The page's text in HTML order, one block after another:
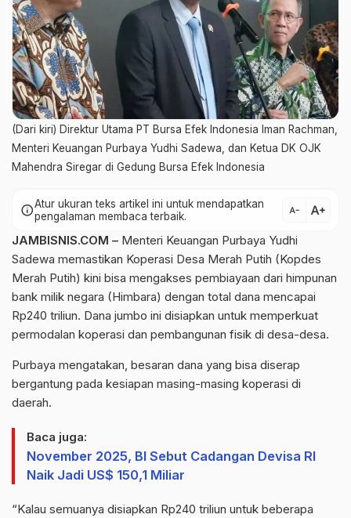
(Dari kiri) Direktur Utama PT Bursa Efek Indonesia Iman Rachman,
Menteri Keuangan Purbaya Yudhi Sadewa, dan Ketua DK OJK
Mahendra Siregar di Gedung Bursa Efek Indonesia
infoAtur ukuran teks artikel ini untuk mendapatkan
pengalaman membaca terbaik.
text_decrease text_increase
JAMBISNIS.COM – Menteri Keuangan Purbaya Yudhi
Sadewa memastikan Koperasi Desa Merah Putih (Kopdes
Merah Putih) kini bisa mengakses pembiayaan dari himpunan
bank milik negara (Himbara) dengan total dana mencapai
Rp240 triliun. Dana jumbo ini disiapkan untuk memperkuat
permodalan koperasi dan pembangunan fisik di desa-desa.
Purbaya mengatakan, besaran dana yang bisa diserap
bergantung pada kesiapan masing-masing koperasi di
daerah.
Baca juga:
November 2025, BI Sebut Cadangan Devisa RI
Naik Jadi US$ 150,1 Miliar
“Kalau semuanya disiapkan Rp240 triliun untuk beberapa